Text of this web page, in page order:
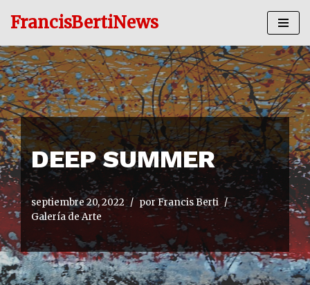
al
contenido
FrancisBertiNews
DEEP SUMMER
septiembre 20, 2022 porFrancis Berti
Galería de Arte